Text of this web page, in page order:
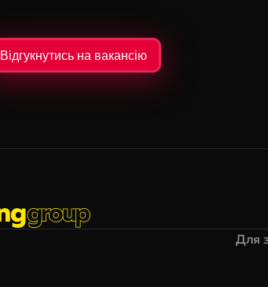
Відгукнутись на вакансію
Для